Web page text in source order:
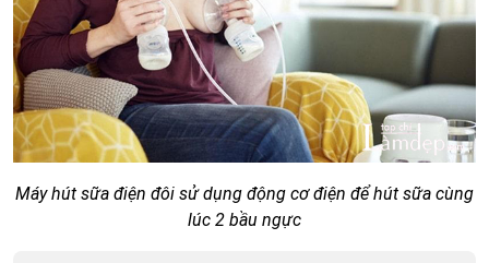
Máy hút sữa điện đôi sử dụng động cơ điện để hút sữa cùng
lúc 2 bầu ngực